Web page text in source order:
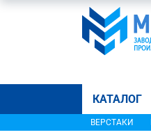
КАТАЛОГ
ВЕРСТАКИ